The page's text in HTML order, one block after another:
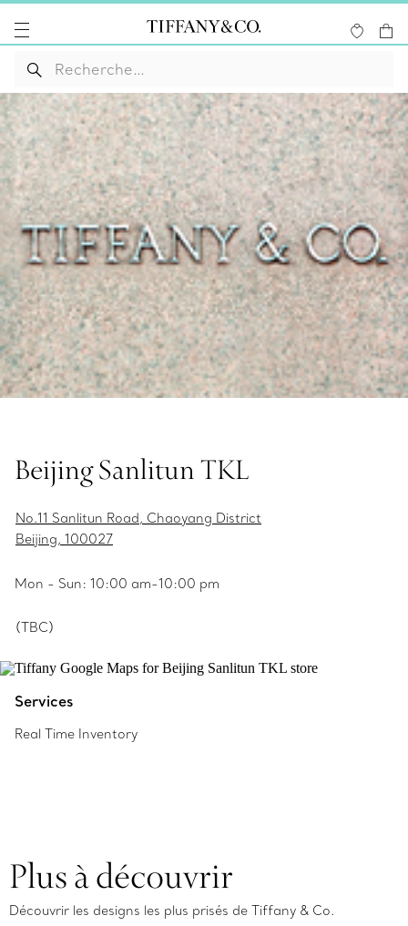
Beijing Sanlitun TKL
No.11 Sanlitun Road, Chaoyang District
Beijing, 100027
Mon - Sun: 10:00 am-10:00 pm
(TBC)
Services
Real Time Inventory
Plus à découvrir
Découvrir les designs les plus prisés de Tiffany & Co.